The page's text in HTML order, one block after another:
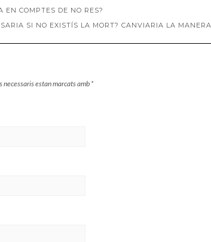
EN COMPTES DE NO RES?
SI NO EXISTÍS LA MORT? CANVIARIA LA
necessaris estan marcats amb *